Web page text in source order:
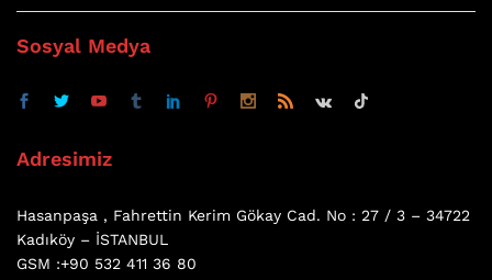
Sosyal Medya
Adresimiz
Hasanpaşa , Fahrettin Kerim Gökay Cad. No : 27 / 3 – 34722
Kadıköy – İSTANBUL
GSM :+90 532 411 36 80